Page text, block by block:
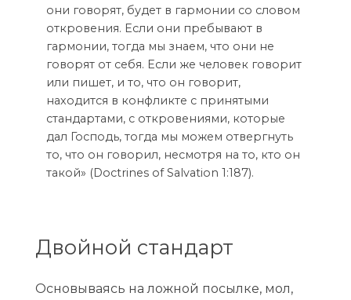
они говорят, будет в гармонии со словом
откровения. Если они пребывают в
гармонии, тогда мы знаем, что они не
говорят от себя. Если же человек говорит
или пишет, и то, что он говорит,
находится в конфликте с принятыми
стандартами, с откровениями, которые
дал Господь, тогда мы можем отвергнуть
то, что он говорил, несмотря на то, кто он
такой» (Doctrines of Salvation 1:187).
Двойной стандарт
Основываясь на ложной посылке, мол,